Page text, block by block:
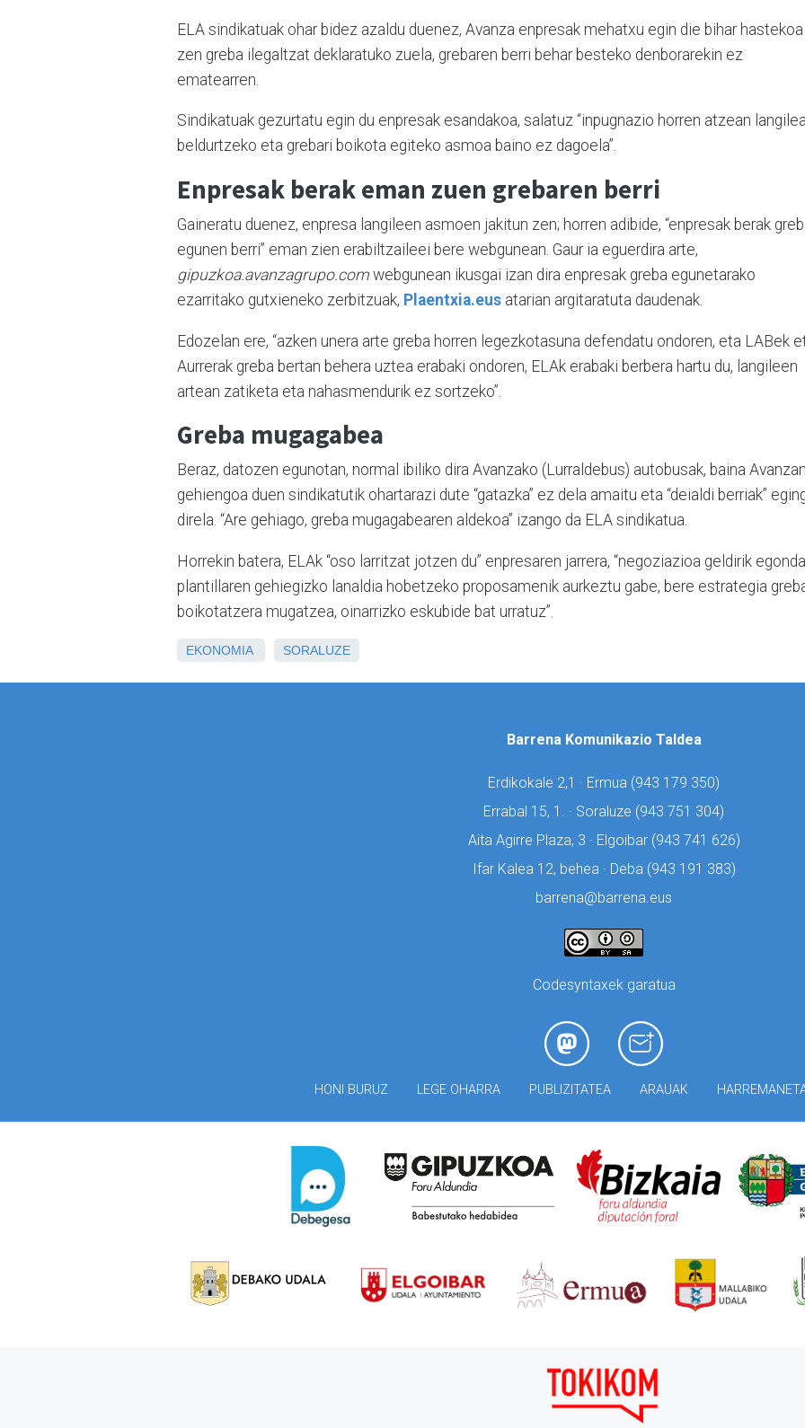
ELA sindikatuak ohar bidez azaldu duenez, Avanza enpresak mehatxu egin die bihar hastekoa
zen greba ilegaltzat deklaratuko zuela, grebaren berri behar besteko denborarekin ez
ematearren.
Sindikatuak gezurtatu egin du enpresak esandakoa, salatuz “inpugnazio horren atzean
beldurtzeko eta grebari boikota egiteko asmoa baino ez dagoela”.
Enpresak berak eman zuen grebaren berri
Gaineratu duenez, enpresa langileen asmoen jakitun zen; horren adibide, “enpresak berak
egunen berri” eman zien erabiltzaileei bere webgunean. Gaur ia eguerdira arte,
gipuzkoa.avanzagrupo.com webgunean ikusgai izan dira enpresak greba egunetarako
ezarritako gutxieneko zerbitzuak, Plaentxia.eus atarian argitaratuta daudenak.
Edozelan ere, “azken unera arte greba horren legezkotasuna defendatu ondoren, eta LABek
Aurrerak greba bertan behera uztea erabaki ondoren, ELAk erabaki berbera hartu du, langileen
artean zatiketa eta nahasmendurik ez sortzeko”.
Greba mugagabea
Beraz, datozen egunotan, normal ibiliko dira Avanzako (Lurraldebus) autobusak, baina
gehiengoa duen sindikatutik ohartarazi dute “gatazka” ez dela amaitu eta “deialdi berriak”
direla. “Are gehiago, greba mugagabearen aldekoa” izango da ELA sindikatua.
Horrekin batera, ELAk “oso larritzat jotzen du” enpresaren jarrera, “negoziazioa geldirik
plantillaren gehiegizko lanaldia hobetzeko proposamenik aurkeztu gabe, bere estrategia
boikotatzera mugatzea, oinarrizko eskubide bat urratuz”.
EKONOMIA SORALUZE
Barrena Komunikazio Taldea
Erdikokale 2,1 · Ermua (943 179 350)
Errabal 15, 1. · Soraluze (943 751 304)
Aita Agirre Plaza, 3 · Elgoibar (943 741 626)
Ifar Kalea 12, behea · Deba (943 191 383)
barrena@barrena.eus
Codesyntaxek garatua
HONI BURUZ LEGE OHARRA PUBLIZITATEA ARAUAK